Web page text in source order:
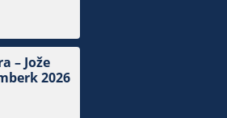
– Jože
2026